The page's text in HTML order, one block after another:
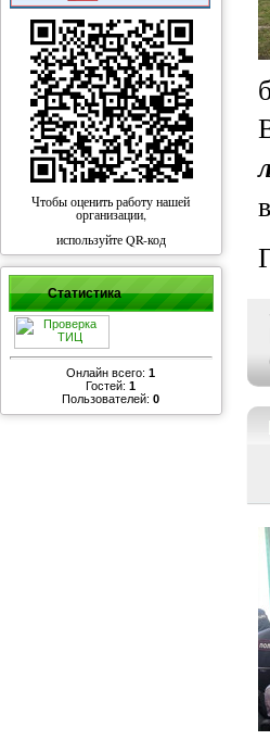
Чтобы оценить работу нашей
организации,
используйте QR-код
Статистика
Онлайн всего:1
Гостей:1
Пользователей:0